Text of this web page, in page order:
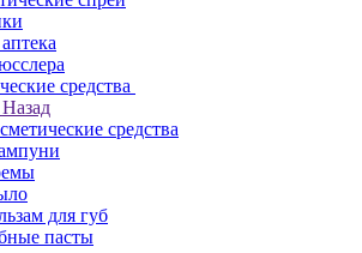
средства
Назад
средства
для губ
пасты